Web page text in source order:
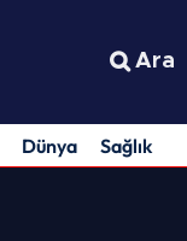
Ara
Dünya Sağlık